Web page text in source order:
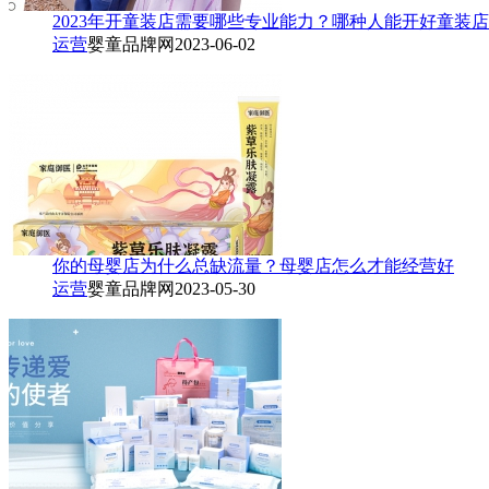
2023年开童装店需要哪些专业能力？哪种人能开好童装
运营婴童品牌网 2023-06-02
你的母婴店为什么总缺流量？母婴店怎么才能经营好
运营婴童品牌网 2023-05-30